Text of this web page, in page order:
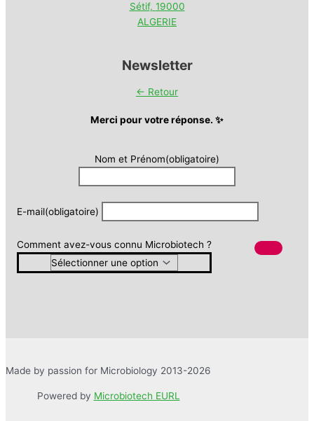
Sétif, 19000
ALGERIE
Newsletter
← Retour
Merci pour votre réponse. ✨
Nom et Prénom(obligatoire)
E-mail(obligatoire)
Comment avez-vous connu Microbiotech ?
Made by passion for Microbiology 2013-2026
Powered by Microbiotech EURL